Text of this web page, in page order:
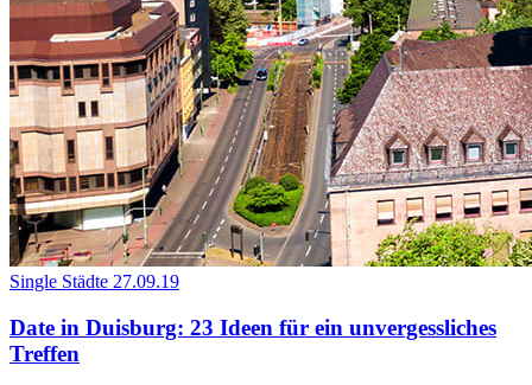
Single Städte 27.09.19
Date in Duisburg: 23 Ideen für ein unvergessliches
Treffen